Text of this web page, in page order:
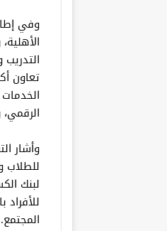
وفي
تعاون
وأشار
للطلاب
لبنك
المجتمع.